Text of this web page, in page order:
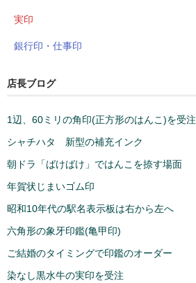
実印
銀行印・仕事印
店長ブログ
1辺、60ミリの角印(正方形のはんこ)を受注
シャチハタ 新型の補充インク
朝ドラ「ばけばけ」ではんこを捺す場面
年賀状じまいゴム印
昭和10年代の駅名表示板は右から左へ
六角形の象牙印鑑(亀甲印)
ご結婚のタイミングで印鑑のオーダー
染なし黒水牛の実印を受注